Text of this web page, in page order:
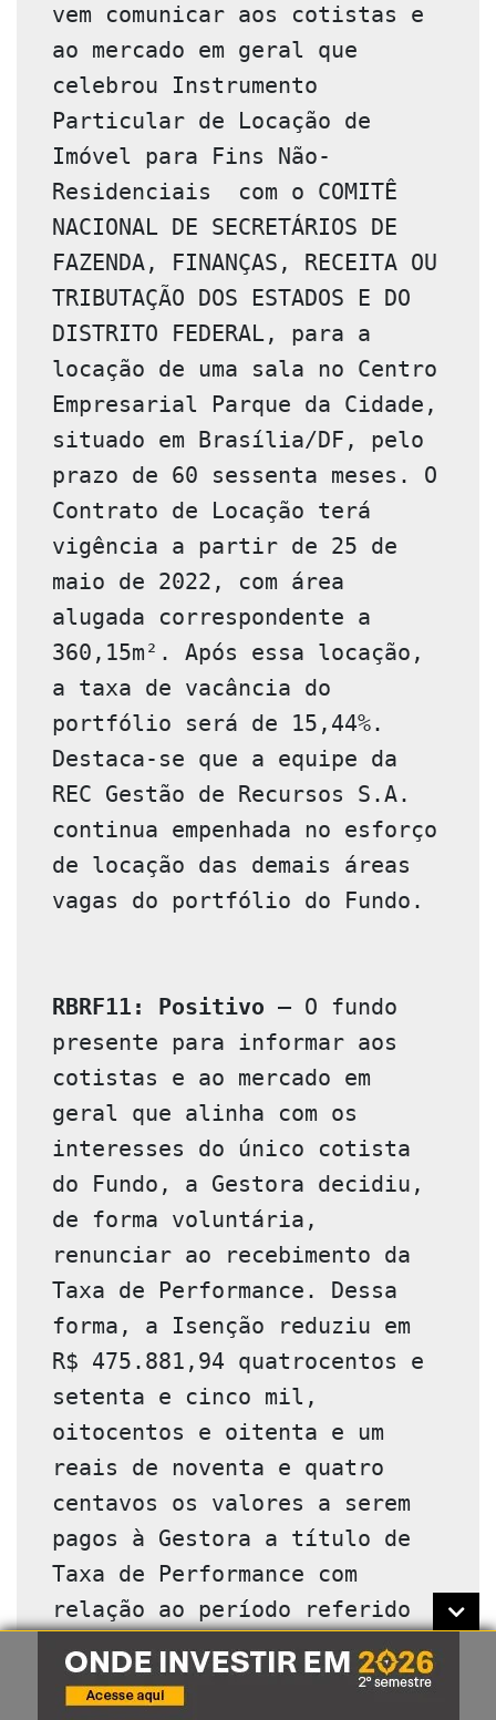
vem comunicar aos cotistas e
ao mercado em geral que
celebrou Instrumento
Particular de Locação de
Imóvel para Fins Não-
Residenciais  com o COMITÊ
NACIONAL DE SECRETÁRIOS DE
FAZENDA, FINANÇAS, RECEITA OU
TRIBUTAÇÃO DOS ESTADOS E DO
DISTRITO FEDERAL, para a
locação de uma sala no Centro
Empresarial Parque da Cidade,
situado em Brasília/DF, pelo
prazo de 60 sessenta meses. O
Contrato de Locação terá
vigência a partir de 25 de
maio de 2022, com área
alugada correspondente a
360,15m². Após essa locação,
a taxa de vacância do
portfólio será de 15,44%.
Destaca-se que a equipe da
REC Gestão de Recursos S.A.
continua empenhada no esforço
de locação das demais áreas
vagas do portfólio do Fundo.
RBRF11: Positivo – O fundo
presente para informar aos
cotistas e ao mercado em
geral que alinha com os
interesses do único cotista
do Fundo, a Gestora decidiu,
de forma voluntária,
renunciar ao recebimento da
Taxa de Performance. Dessa
forma, a Isenção reduziu em
R$ 475.881,94 quatrocentos e
setenta e cinco mil,
oitocentos e oitenta e um
reais de noventa e quatro
centavos os valores a serem
pagos à Gestora a título de
Taxa de Performance com
relação ao período referido
acima, gerando um impacto
positivo na distribuição de